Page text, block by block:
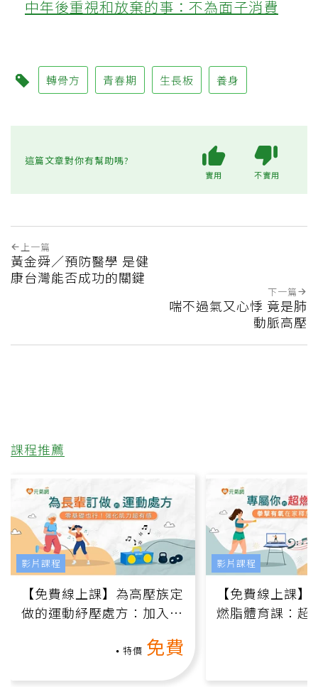
中年後重視和放棄的事：不為面子消費
轉骨方 青春期 生長板 養身
這篇文章對你有幫助嗎?
實用 不實用
上一篇
黃金舜／預防醫學 是健
康台灣能否成功的關鍵
下一篇
喘不過氣又心悸 竟是肺
動脈高壓
課程推薦
【免費線上課】為高壓族定
做的運動紓壓處方：加入行
特價 免費
影片課程
【免費線上課
燃脂體育課：超
影片課程